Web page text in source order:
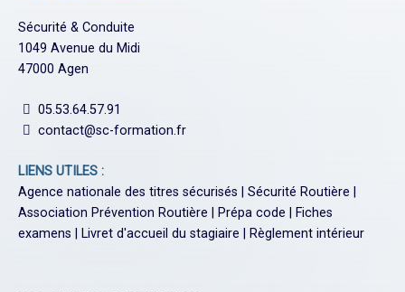
Sécurité & Conduite
1049 Avenue du Midi
47000 Agen
05.53.64.57.91
contact@sc-formation.fr
LIENS UTILES :
Agence nationale des titres sécurisés
Sécurité Routière
Association Prévention Routière
Prépa code
Fiches
examens
Livret d'accueil du stagiaire Règlement intérieur